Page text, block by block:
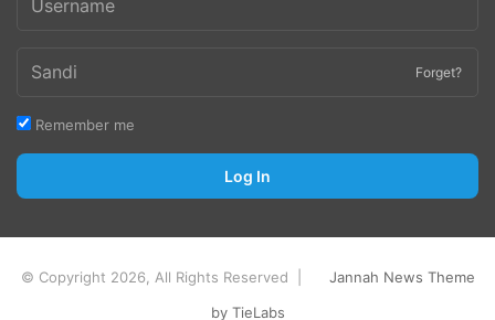
Forget?
Remember me
Log In
© Copyright 2026, All Rights Reserved |
Jannah News Theme
by TieLabs